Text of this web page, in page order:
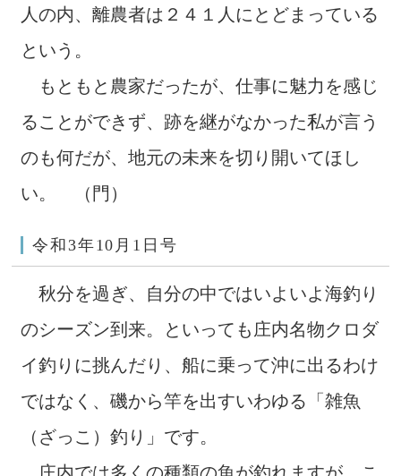
人の内、離農者は２４１人にとどまっている
という。
もともと農家だったが、仕事に魅力を感じ
ることができず、跡を継がなかった私が言う
のも何だが、地元の未来を切り開いてほし
い。 （門）
令和3年10月1日号
秋分を過ぎ、自分の中ではいよいよ海釣り
のシーズン到来。といっても庄内名物クロダ
イ釣りに挑んだり、船に乗って沖に出るわけ
ではなく、磯から竿を出すいわゆる「雑魚
（ざっこ）釣り」です。